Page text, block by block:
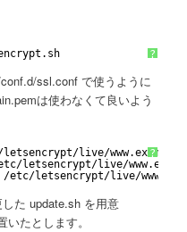
?
ssl.conf で使うように
は使わなくて良いよう
?
live/www
letsencrypt/live/www
/etc/letsencrypt/live/www
た update.sh を用意
たとします。